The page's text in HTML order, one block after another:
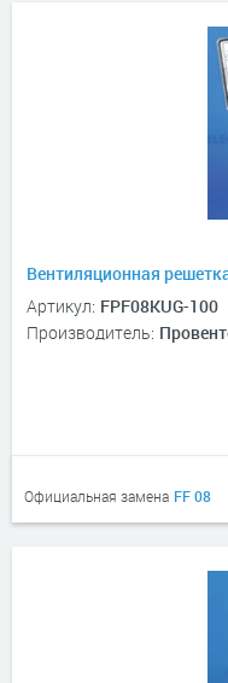
Вентиляционная
Артикул: FPF08KUG-100
Производитель:
Официальная замена FF 08